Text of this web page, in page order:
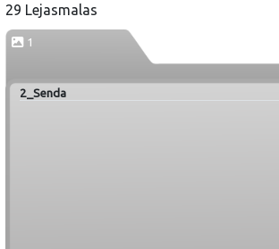
29 Lejasmalas
1
2_Senda